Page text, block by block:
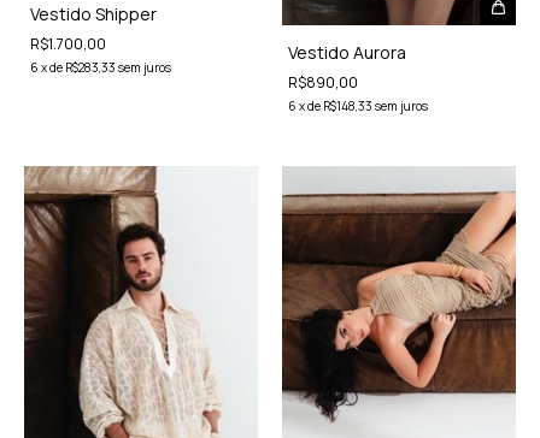
Vestido Shipper
R$1.700,00
6 xde R$283,33 sem juros
Vestido Aurora
R$890,00
6 xde R$148,33 sem juros